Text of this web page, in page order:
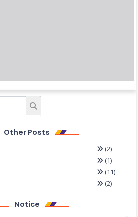
Other Posts
(2)
(1)
(11)
(2)
Notice